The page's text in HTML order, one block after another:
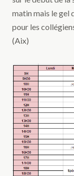
matin mais le gel
pour les
(Aix)